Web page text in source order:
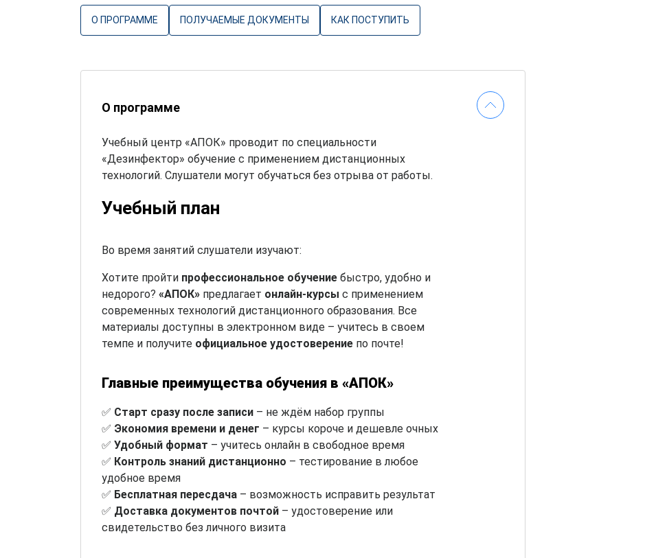
О ПРОГРАММЕ ПОЛУЧАЕМЫЕ ДОКУМЕНТЫ КАК ПОСТУПИТЬ
О программе
Учебный центр «АПОК» проводит по специальности
«Дезинфектор» обучение с применением дистанционных
технологий. Слушатели могут обучаться без отрыва от работы.
Учебный план
Во время занятий слушатели изучают:
Хотите пройти профессиональное обучение быстро, удобно и
недорого? «АПОК» предлагает онлайн-курсы с применением
современных технологий дистанционного образования. Все
материалы доступны в электронном виде – учитесь в своем
темпе и получите официальное удостоверение по почте!
Главные преимущества обучения в «АПОК»
✅ Старт сразу после записи – не ждём набор группы
✅ Экономия времени и денег – курсы короче и дешевле очных
✅ Удобный формат – учитесь онлайн в свободное время
✅ Контроль знаний дистанционно – тестирование в любое
удобное время
✅ Бесплатная пересдача – возможность исправить результат
✅ Доставка документов почтой – удостоверение или
свидетельство без личного визита